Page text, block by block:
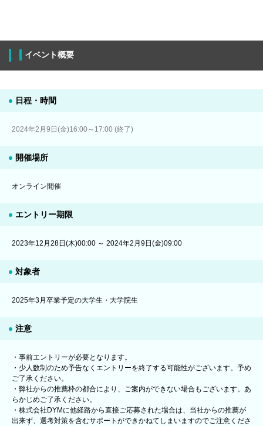
イベント概要
日程・時間
2024年2月9日(金)16:00～17:00 (終了)
開催場所
オンライン開催
エントリー期限
2023年12月28日(木)00:00 ～ 2024年2月9日(金)09:00
対象者
2025年3月卒業予定の大学生・大学院生
注意
・事前エントリーが必要となります。
・少人数制のため予告なくエントリーを終了する可能性がございます。予め
ご了承ください。
・弊社からの推薦枠の都合により、ご案内ができない場合もございます。あ
らかじめご了承ください。
・株式会社DYMに他経路から直接ご応募された場合は、当社からの推薦が
出来ず、選考対策を含むサポートができかねてしまいますのでご注意くださ